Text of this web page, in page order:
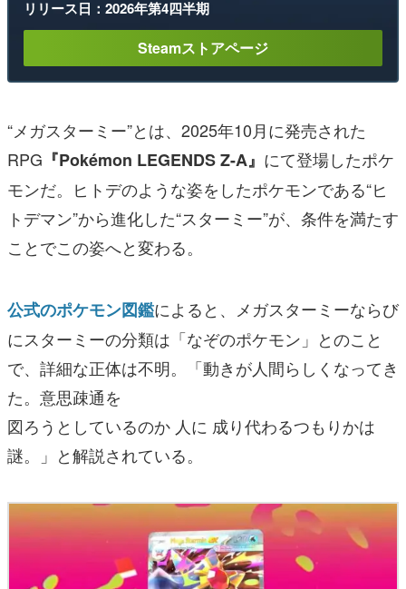
リリース日：2026年第4四半期
Steamストアページ
“メガスターミー”とは、2025年10月に発売された
RPG 『Pokémon LEGENDS Z-A』 にて登場したポケ
モンだ。ヒトデのような姿をしたポケモンである“ヒ
トデマン”から進化した“スターミー”が、条件を満たす
ことでこの姿へと変わる。
公式のポケモン図鑑によると、メガスターミーならび
にスターミーの分類は「なぞのポケモン」とのこと
で、詳細な正体は不明。「動きが人間らしくなってき
た。意思疎通を
図ろうとしているのか 人に 成り代わるつもりかは
謎。」と解説されている。